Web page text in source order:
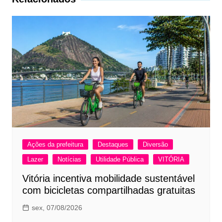
Ações da prefeitura Destaques
Diversão
Lazer
Notícias Utilidade Pública VITÓRIA
Vitória incentiva mobilidade sustentável
com bicicletas compartilhadas gratuitas
sex, 07/08/2026